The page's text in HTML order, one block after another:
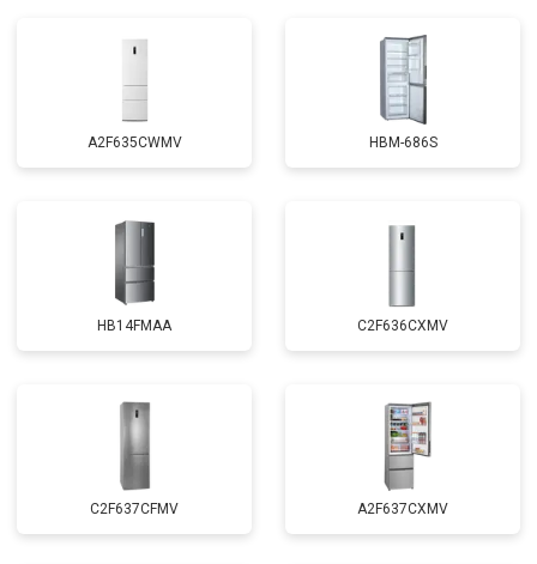
A2F635CWMV HBM-686S
HB14FMAA C2F636CXMV
C2F637CFMV A2F637CXMV